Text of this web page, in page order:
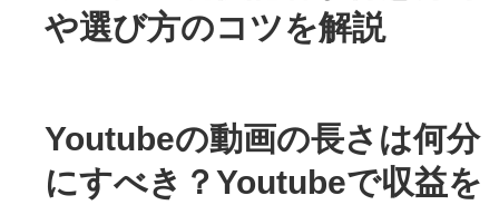
や選び方のコツを解説
Youtubeの動画の長さは何分
にすべき？Youtubeで収益を